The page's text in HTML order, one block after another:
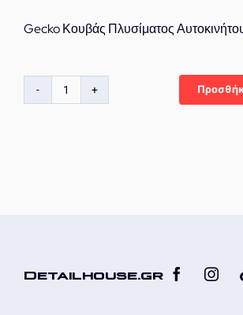
Gecko Κουβάς Πλυσίματος
Gecko
Detailhouse.gr